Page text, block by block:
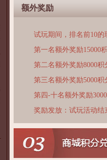
额外奖励
试玩期间，排名前10
第一名额外奖励15000
第二名额外奖励8000积
第三名额外奖励5000积
第四-十名额外奖励
奖励发放：试玩活动